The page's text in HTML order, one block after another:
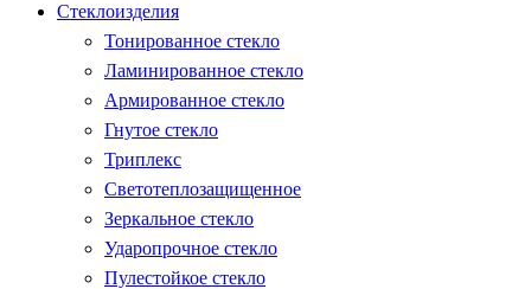
Стеклоизделия
Тонированное стекло
Ламинированное стекло
Армированное стекло
Гнутое стекло
Триплекс
Светотеплозащищенное
Зеркальное стекло
Ударопрочное стекло
Пулестойкое стекло